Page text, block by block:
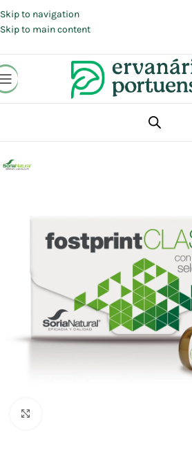
Skip to navigation
Skip to main content
Suplementos alimentares